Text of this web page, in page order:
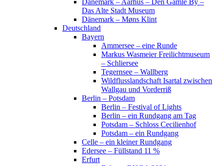
Dänemark – Aarhus – Den Gamle By –
Das Alte Stadt Museum
Dänemark – Møns Klint
Deutschland
Bayern
Ammersee – eine Runde
Markus Wasmeier Freilichtmuseum
– Schliersee
Tegernsee – Wallberg
Wildflusslandschaft Isartal zwischen
Wallgau und Vorderriß
Berlin – Potsdam
Berlin – Festival of Lights
Berlin – ein Rundgang am Tag
Potsdam – Schloss Cecilienhof
Potsdam – ein Rundgang
Celle – ein kleiner Rundgang
Edersee – Füllstand 11 %
Erfurt